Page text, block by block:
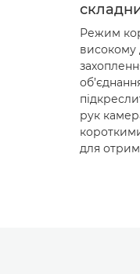
Режим
високому
рук
для